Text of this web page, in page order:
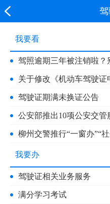
我要看
驾驶证期满未换证公告
我要办
驾驶证相关业务服务
满分学习考试